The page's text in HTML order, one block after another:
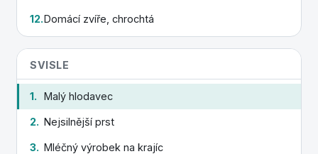
12.Domácí zvíře, chrochtá
SVISLE
1. Malý hlodavec
2. Nejsilnější prst
3. Mléčný výrobek na krajíc